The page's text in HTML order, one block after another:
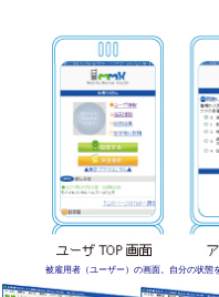
被雇用者（ユーザー）の画面。自分の状態